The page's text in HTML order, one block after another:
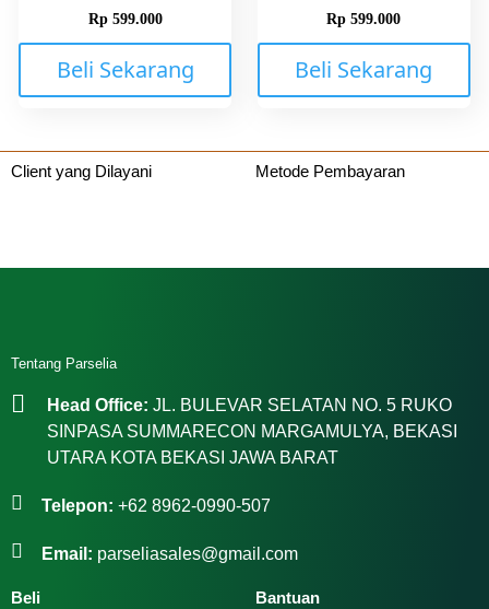
Rp599.000
Beli Sekarang
Rp 599.000
Beli Sekarang
Client yang Dilayani Metode Pembayaran
Tentang Parselia
Head Office: JL. BULEVAR SELATAN NO. 5 RUKO
SINPASA SUMMARECON MARGAMULYA, BEKASI
UTARA KOTA BEKASI JAWA BARAT
Telepon: +62 8962-0990-507
Email: parseliasales@gmail.com
Beli Bantuan